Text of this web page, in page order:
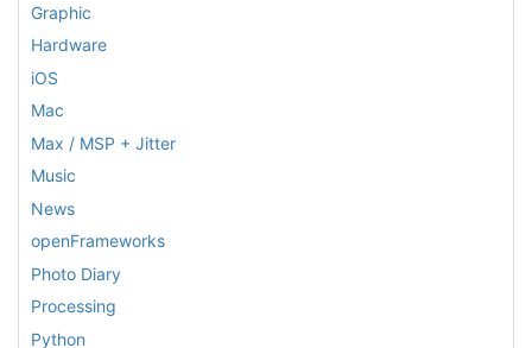
Graphic
Hardware
iOS
Mac
Max / MSP + Jitter
Music
News
openFrameworks
Photo Diary
Processing
Python